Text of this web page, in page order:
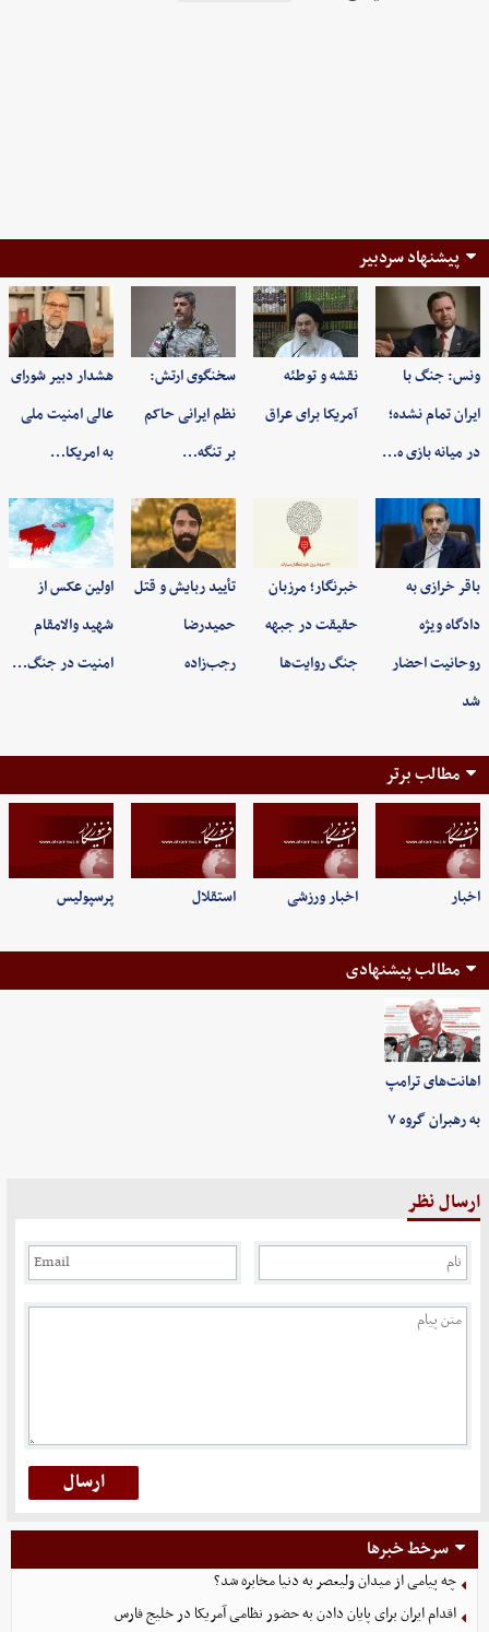
پیشنهاد سردبیر
ونس: جنگ با
ایران تمام نشده؛
در میانه بازی ه…
نقشه و توطئه
آمریکا برای عراق
سخنگوی ارتش:
نظم ایرانی حاکم
بر تنگه…
هشدار دبیر شورای
عالی امنیت ملی
به امریکا…
باقر خرازی به
دادگاه ویژه
روحانیت احضار
شد
خبرنگار؛ مرزبان
حقیقت در جبهه
جنگ روایت‌ها
تأیید ربایش و قتل
حمیدرضا
رجب‌زاده
اولین عکس از
شهید والامقام
امنیت در جنگ…
مطالب برتر
اخبار اخبار ورزشی استقلال پرسپولیس
مطالب پیشنهادی
اهانت‌های ترامپ
به رهبران گروه ۷
ارسال نظر
سرخط خبرها
چه پیامی از میدان ولیعصر به دنیا مخابره شد؟
اقدام ایران برای پایان دادن به حضور نظامی آمریکا در خلیج فارس